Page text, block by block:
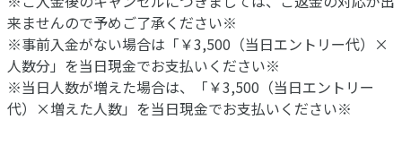
来ませんので予めご了承ください※
※事前入金がない場合は「￥3,500（当日エントリー代）×
人数分」を当日現金でお支払いください※
※当日人数が増えた場合は、「￥3,500（当日エントリー
代）×増えた人数」を当日現金でお支払いください※